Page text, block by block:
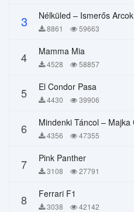
3 Nélküled – Ismerős Arcok
8861 59663
4 Mamma Mia
4528 58857
5 El Condor Pasa
4430 39906
6 4356 47355
7 Pink Panther
3108 27791
8 Ferrari F1
3038 42142